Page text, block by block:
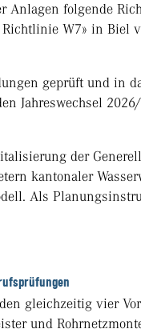
Anlagen folgende
Richtlinie W7» in Biel
geprüft und in
Jahreswechsel
der
kantonaler
Als
gleichzeitig vier
und